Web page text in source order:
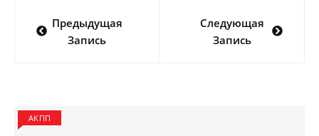
по
Предыдущая
Запись
Следующая
Запись
АКПП